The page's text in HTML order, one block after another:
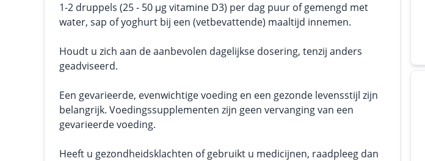
1-2 druppels (25 - 50 μg vitamine D3) per dag puur of gemengd met
water, sap of yoghurt bij een (vetbevattende) maaltijd innemen.
Houdt u zich aan de aanbevolen dagelijkse dosering, tenzij anders
geadviseerd.
Een gevarieerde, evenwichtige voeding en een gezonde levensstijl zijn
belangrijk. Voedingssupplementen zijn geen vervanging van een
gevarieerde voeding.
Heeft u gezondheidsklachten of gebruikt u medicijnen, raadpleeg dan